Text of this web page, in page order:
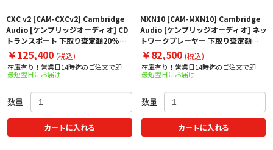
CXC v2 [CAM-CXCv2] Cambridge
Audio [ケンブリッジオーディオ] CD
トランスポート 下取り査定額20%ア
ップ実施中！
￥125,400 (税込)
在庫有り！営業日14時迄のご注文で即日
出荷！
最短翌日にお届け
数量
カートに入れる
MXN10 [CAM-MXN10] Cambridge
Audio [ケンブリッジオーディオ] ネッ
トワークプレーヤー 下取り査定額
20%アップ実施中！
￥82,500 (税込)
在庫有り！営業日14時迄のご注文で即日
出荷！
最短翌日にお届け
数量
カートに入れる